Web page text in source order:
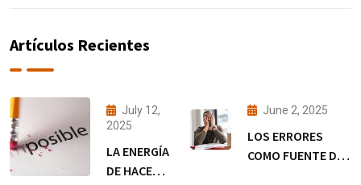
Artículos Recientes
July 12,
2025
LA ENERGÍA
DE HACER
June 2, 2025
LOS ERRORES
COMO FUENTE DE